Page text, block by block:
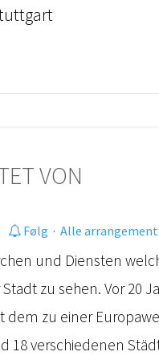
VON
Følg · Alle arrangement
und Diensten
zu sehen. Vor 20
zu einer
18 verschiedenen